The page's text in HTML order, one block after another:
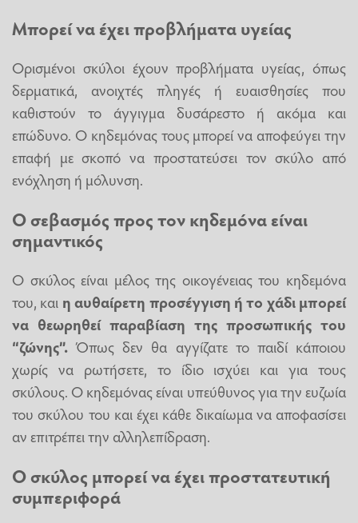
Μπορεί να έχει προβλήματα υγείας
Ορισμένοι σκύλοι έχουν προβλήματα υγείας, όπως
δερματικά, ανοιχτές πληγές ή ευαισθησίες που
καθιστούν το άγγιγμα δυσάρεστο ή ακόμα και
επώδυνο. Ο κηδεμόνας τους μπορεί να αποφεύγει την
επαφή με σκοπό να προστατεύσει τον σκύλο από
ενόχληση ή μόλυνση.
Ο σεβασμός προς τον κηδεμόνα είναι
σημαντικός
Ο σκύλος είναι μέλος της οικογένειας του κηδεμόνα
του, και η αυθαίρετη προσέγγιση ή το χάδι μπορεί
να θεωρηθεί παραβίαση της προσωπικής του
“ζώνης”. Όπως δεν θα αγγίζατε το παιδί κάποιου
χωρίς να ρωτήσετε, το ίδιο ισχύει και για τους
σκύλους. Ο κηδεμόνας είναι υπεύθυνος για την ευζωία
του σκύλου του και έχει κάθε δικαίωμα να αποφασίσει
αν επιτρέπει την αλληλεπίδραση.
Ο σκύλος μπορεί να έχει προστατευτική
συμπεριφορά